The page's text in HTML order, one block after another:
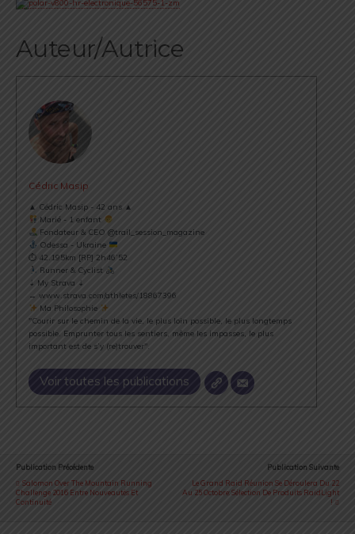
Auteur/Autrice
Cédric Masip
▲ Cédric Masip - 42 ans ▲
Marié - 1 enfant
Fondateur & CEO @trail_session_magazine
Odessa - Ukraine
⏱ 42.195km [RP] 2h46’52
Runner & Cyclist
⇣ My Strava ⇣
→ www.strava.com/athletes/18867396
Ma Philosophie
"Courir sur le chemin de la vie, le plus loin possible, le plus longtemps
possible. Emprunter tous les sentiers, même les impasses, le plus
important est de s’y (re)trouver".
Voir toutes les publications
Publication Précédente
Salomon Over The Mountain Running
Challenge 2016 Entre Nouveautés Et
Continuité
Publication Suivante
Le Grand Raid Réunion Se Déroulera Du 22
Au 25 Octobre: Sélection De Produits RaidLight
!